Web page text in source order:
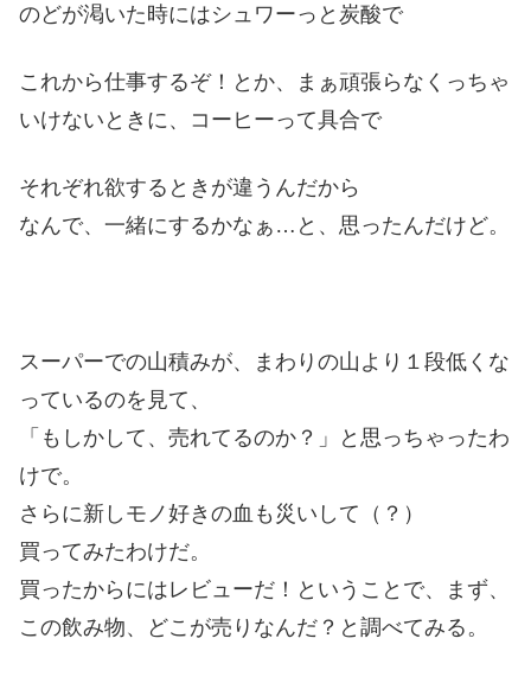
のどが渇いた時にはシュワーっと炭酸で
これから仕事するぞ！とか、まぁ頑張らなくっちゃ
いけないときに、コーヒーって具合で
それぞれ欲するときが違うんだから
なんで、一緒にするかなぁ…と、思ったんだけど。
スーパーでの山積みが、まわりの山より１段低くな
っているのを見て、
「もしかして、売れてるのか？」と思っちゃったわ
けで。
さらに新しモノ好きの血も災いして（？）
買ってみたわけだ。
買ったからにはレビューだ！ということで、まず、
この飲み物、どこが売りなんだ？と調べてみる。